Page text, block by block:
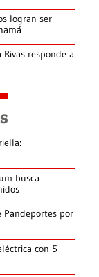
logran ser
Rivas responde a
busca
por
con 5